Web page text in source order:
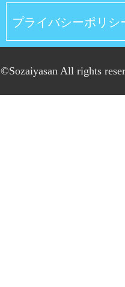
プライバシーポリシ
©Sozaiyasan All rights